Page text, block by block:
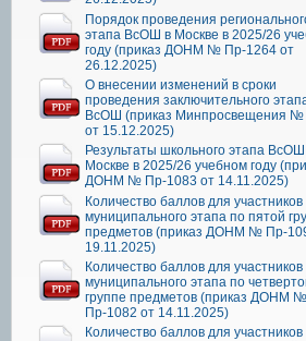
Порядок проведения
этапа ВсОШ в Москве в 2025/26
году (приказ ДОНМ № Пр-1264 от
26.12.2025)
О внесении изменений в сроки
проведения заключительного
ВсОШ (приказ Минпросвещения №
от 15.12.2025)
Результаты школьного этапа ВсОШ
Москве в 2025/26 учебном году
ДОНМ № Пр-1083 от 14.11.2025)
Количество баллов для участников
муниципального этапа по пятой
предметов (приказ ДОНМ № Пр-
19.11.2025)
Количество баллов для участников
муниципального этапа по
группе предметов (приказ ДОНМ №
Пр-1082 от 14.11.2025)
Количество баллов для участников